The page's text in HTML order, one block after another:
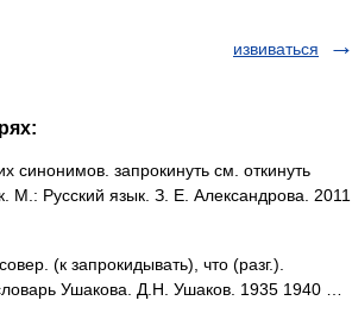
извиваться
синонимов. запрокинуть см. откинуть
М.: Русский язык. З. Е. Александрова. 2011
(к запрокидывать), что (разг.).
Ушакова. Д.Н. Ушаков. 1935 1940 …